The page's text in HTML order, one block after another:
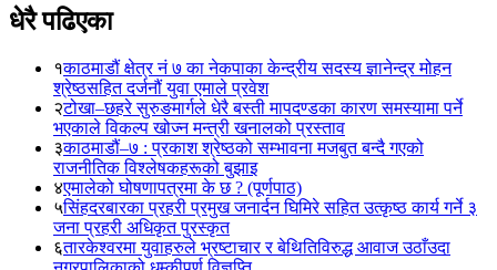
धेरै पढिएका
१काठमाडौं क्षेत्र नं ७ का नेकपाका केन्द्रीय सदस्य ज्ञानेन्द्र मोहन
श्रेष्ठसहित दर्जनौं युवा एमाले प्रवेश
२टोखा–छहरे सुरुङमार्गले धेरै बस्ती मापदण्डका कारण समस्यामा पर्ने
भएकाले विकल्प खोज्न मन्त्री खनालको प्रस्ताव
३काठमाडौं–७ : प्रकाश श्रेष्ठको सम्भावना मजबुत बन्दै गएको
राजनीतिक विश्लेषकहरूको बुझाइ
४एमालेको घोषणापत्रमा के छ ? (पूर्णपाठ)
५सिंहदरबारका प्रहरी प्रमुख जनार्दन घिमिरे सहित उत्कृष्ठ कार्य गर्ने ३
जना प्रहरी अधिकृत पुरस्कृत
६तारकेश्वरमा युवाहरुले भ्रष्टाचार र बेथितिविरुद्ध आवाज उठाँउदा